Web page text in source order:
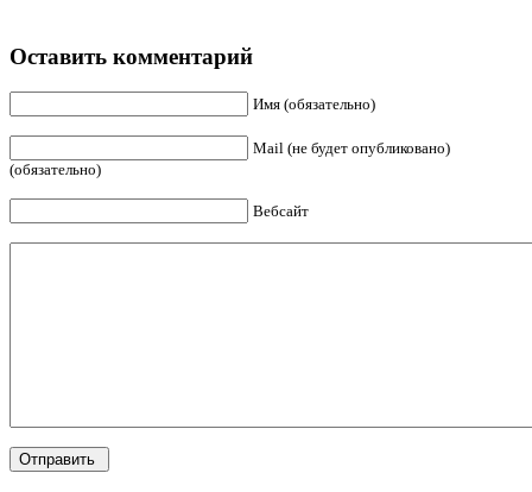
Оставить комментарий
Имя (обязательно)
Mail (не будет опубликовано)
(обязательно)
Вебсайт